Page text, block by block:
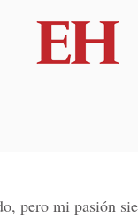
pero mi pasión